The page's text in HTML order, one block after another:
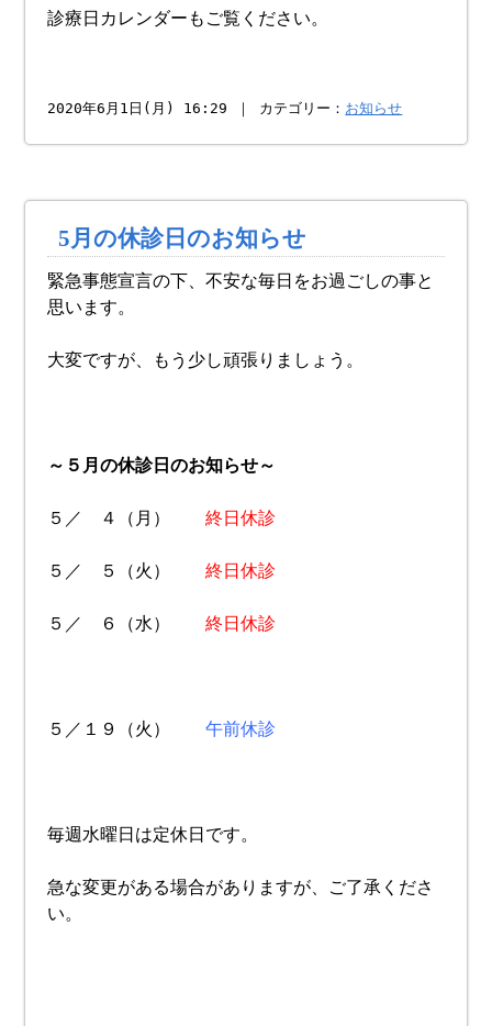
診療日カレンダーもご覧ください。
2020年6月1日(月) 16:29 ｜ カテゴリー： お知らせ
5月の休診日のお知らせ
緊急事態宣言の下、不安な毎日をお過ごしの事と
思います。
大変ですが、もう少し頑張りましょう。
～５月の休診日のお知らせ～
５／ ４（月）終日休診
５／ ５（火）終日休診
５／ ６（水）終日休診
５／１９（火）午前休診
毎週水曜日は定休日です。
急な変更がある場合がありますが、ご了承くださ
い。